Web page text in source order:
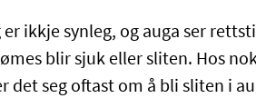
ikkje synleg, og auga ser
blir sjuk eller sliten. Hos
det seg oftast om å bli sliten i